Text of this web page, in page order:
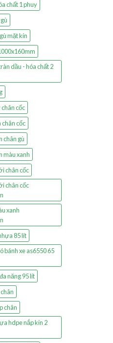
chất 1 phuy
mặt kín
dầu - hóa chất 2
cốc
cốc
chân gù
màu xanh
chân cốc
chân cốc
xanh
85 lít
bánh xe as6550 65
năng 95 lít
chân
hdpe nắp kín 2